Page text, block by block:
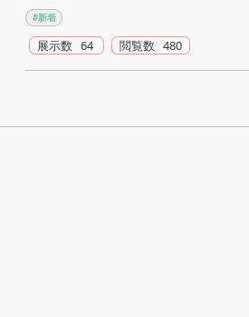
#新着
展示数 64 閲覧数 480